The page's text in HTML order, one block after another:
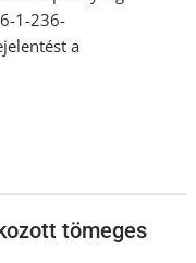
1-236-
a
tömeges